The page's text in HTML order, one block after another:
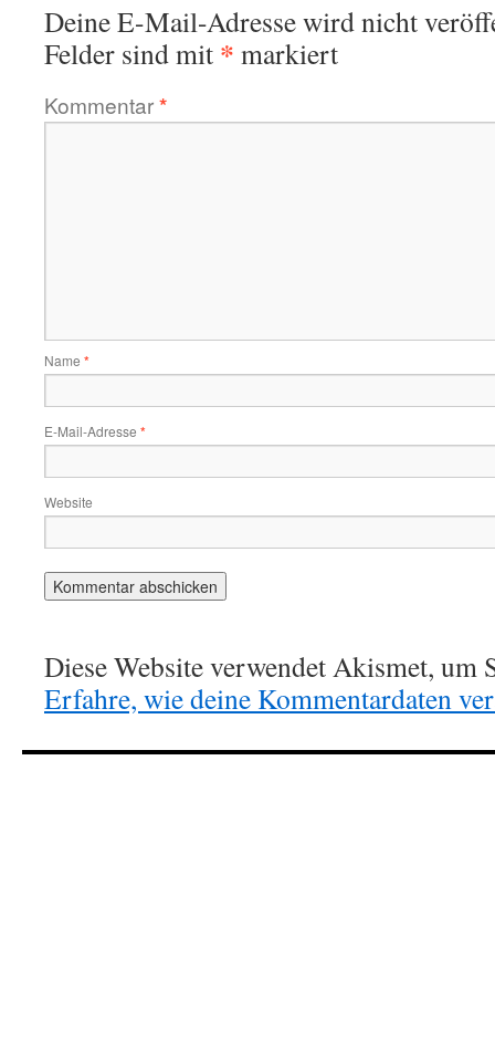
Deine E-Mail-Adresse wird nicht
Felder sind mit * markiert
Kommentar*
Name *
E-Mail-Adresse *
Website
Diese Website verwendet Akismet, um
Erfahre, wie deine Kommentardaten